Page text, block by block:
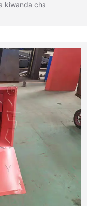
kiwanda cha